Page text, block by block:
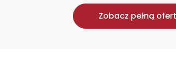
Zobacz pełną